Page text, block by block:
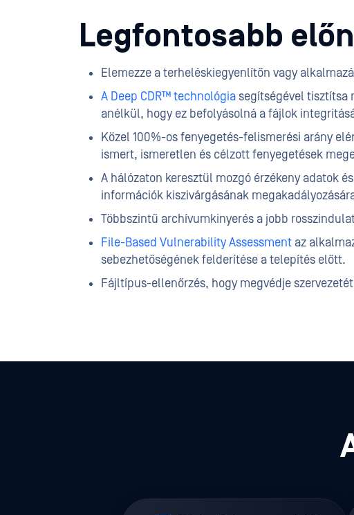
Legfontosabb
Elemezze a terheléskiegyenlítőn vagy
A Deep CDR™ technológiasegítségével tisztítsa
anélkül, hogy ez befolyásolná a fájlok
Közel 100%-os fenyegetés-felismerési arány
ismert, ismeretlen és célzott fenyegetések
A hálózaton keresztül mozgó érzékeny adatok
információk kiszivárgásának
Többszintű archívumkinyerés a jobb
File-Based Vulnerability Assessment az
sebezhetőségének felderítése a telepítés előtt.
Fájltípus-ellenőrzés, hogy megvédje